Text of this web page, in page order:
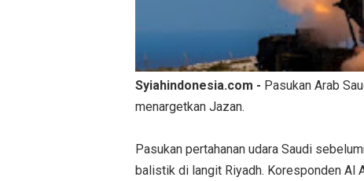
Syiahindonesia.com - Pasukan Arab
menargetkan Jazan.
Pasukan pertahanan udara Saudi
balistik di langit Riyadh. Koresponden Al